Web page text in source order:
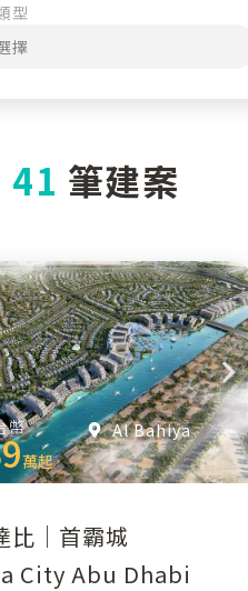
型
41 筆建案
幣
萬起
Al Bahiya
比｜首霸城
City Abu Dhabi